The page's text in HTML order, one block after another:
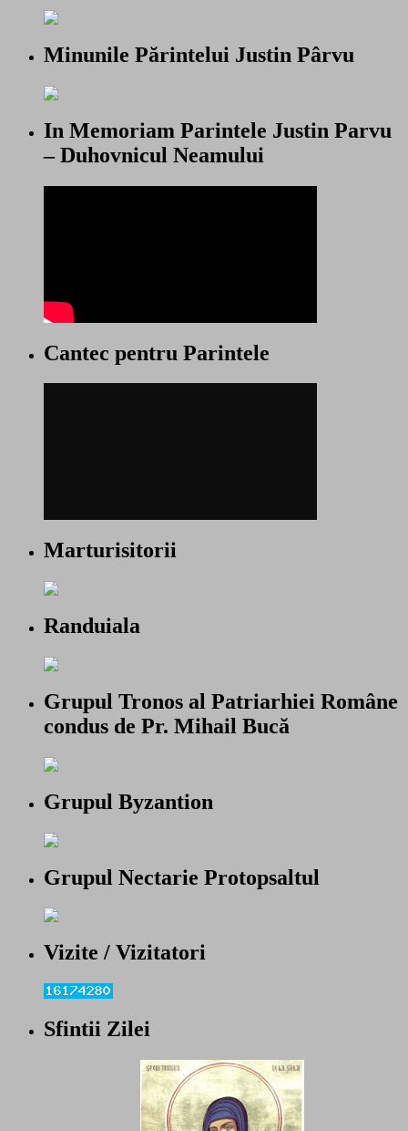
Minunile Părintelui Justin Pârvu
In Memoriam Parintele Justin Parvu
– Duhovnicul Neamului
Cantec pentru Parintele
Marturisitorii
Randuiala
Grupul Tronos al Patriarhiei Române
condus de Pr. Mihail Bucă
Grupul Byzantion
Grupul Nectarie Protopsaltul
Vizite / Vizitatori
Sfintii Zilei